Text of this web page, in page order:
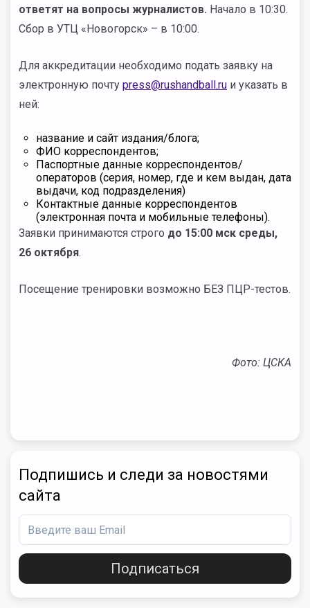
ответят на вопросы журналистов. Начало в 10:30.
Сбор в УТЦ «Новогорск» – в 10:00.
Для аккредитации необходимо подать заявку на
электронную почту press@rushandball.ru и указать в
ней:
название и сайт издания/блога;
ФИО корреспондентов;
Паспортные данные корреспондентов/
операторов (серия, номер, где и кем выдан, дата
выдачи, код подразделения)
Контактные данные корреспондентов
(электронная почта и мобильные телефоны).
Заявки принимаются строго до 15:00 мск среды,
26 октября.
Посещение тренировки возможно БЕЗ ПЦР-тестов.
Фото: ЦСКА
Подпишись и следи за новостями
сайта
Подписаться